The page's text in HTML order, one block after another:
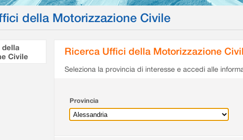
della Motorizzazione Civile
Civile
Ricerca Uffici della Motorizzazione
Seleziona la provincia di interesse e accedi alle
Provincia